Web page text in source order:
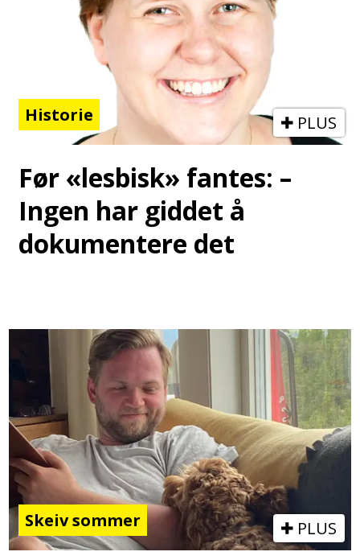
Historie PLUS
Før «lesbisk» fantes: –
Ingen har giddet å
dokumentere det
Skeiv sommer PLUS